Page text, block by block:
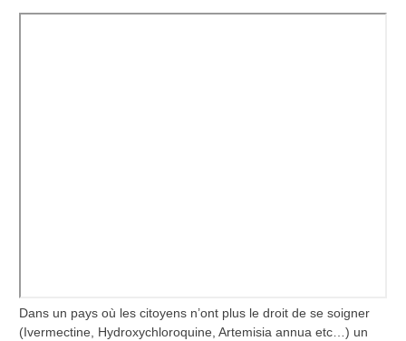
Dans un pays où les citoyens n’ont plus le droit de se soigner
(Ivermectine, Hydroxychloroquine, Artemisia annua etc…) un